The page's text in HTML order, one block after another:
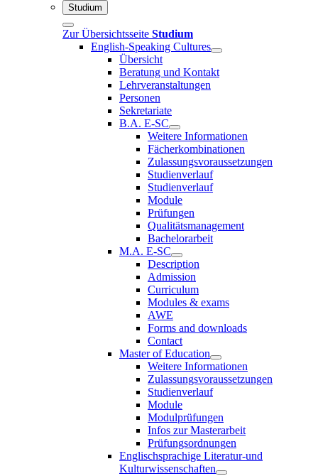
Studium
Zur Übersichtsseite Studium
English-Speaking Cultures
Übersicht
Beratung und Kontakt
Lehrveranstaltungen
Personen
Sekretariate
B.A. E-SC
Weitere Informationen
Fächerkombinationen
Zulassungsvoraussetzungen
Studienverlauf
Studienverlauf
Module
Prüfungen
Qualitätsmanagement
Bachelorarbeit
M.A. E-SC
Description
Admission
Curriculum
Modules & exams
AWE
Forms and downloads
Contact
Master of Education
Weitere Informationen
Zulassungsvoraussetzungen
Studienverlauf
Module
Modulprüfungen
Infos zur Masterarbeit
Prüfungsordnungen
Englischsprachige Literatur-und
Kulturwissenschaften